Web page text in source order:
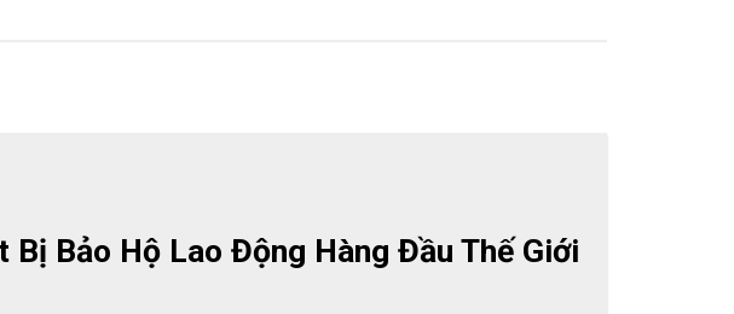
quang
Bị Bảo Hộ Lao Động Hàng Đầu Thế Giới